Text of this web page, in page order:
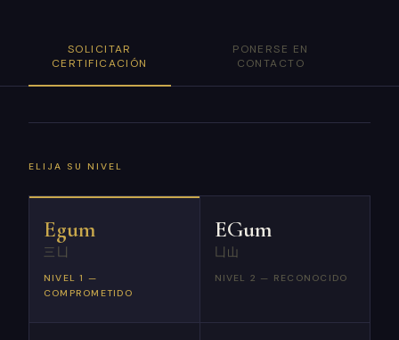
SOLICITAR
CERTIFICACIÓN
PONERSE EN
CONTACTO
ELIJA SU NIVEL
Egum
三凵
NIVEL 1 —
COMPROMETIDO
EGum
凵山
NIVEL 2 — RECONOCIDO